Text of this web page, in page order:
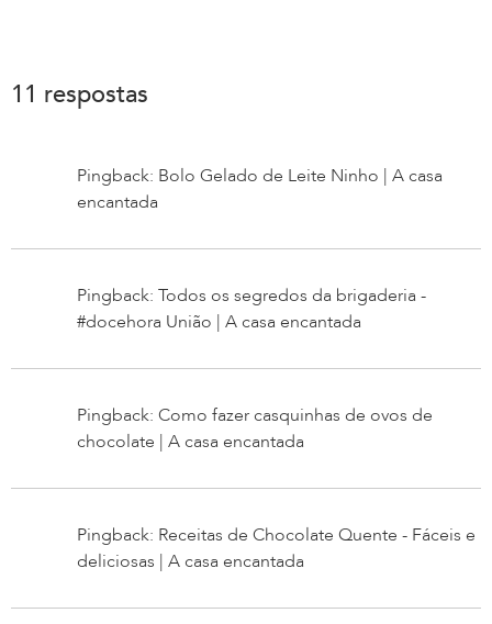
11 respostas
Pingback: Bolo Gelado de Leite Ninho | A casa
encantada
Pingback: Todos os segredos da brigaderia -
#docehora União | A casa encantada
Pingback: Como fazer casquinhas de ovos de
chocolate | A casa encantada
Pingback: Receitas de Chocolate Quente - Fáceis e
deliciosas | A casa encantada